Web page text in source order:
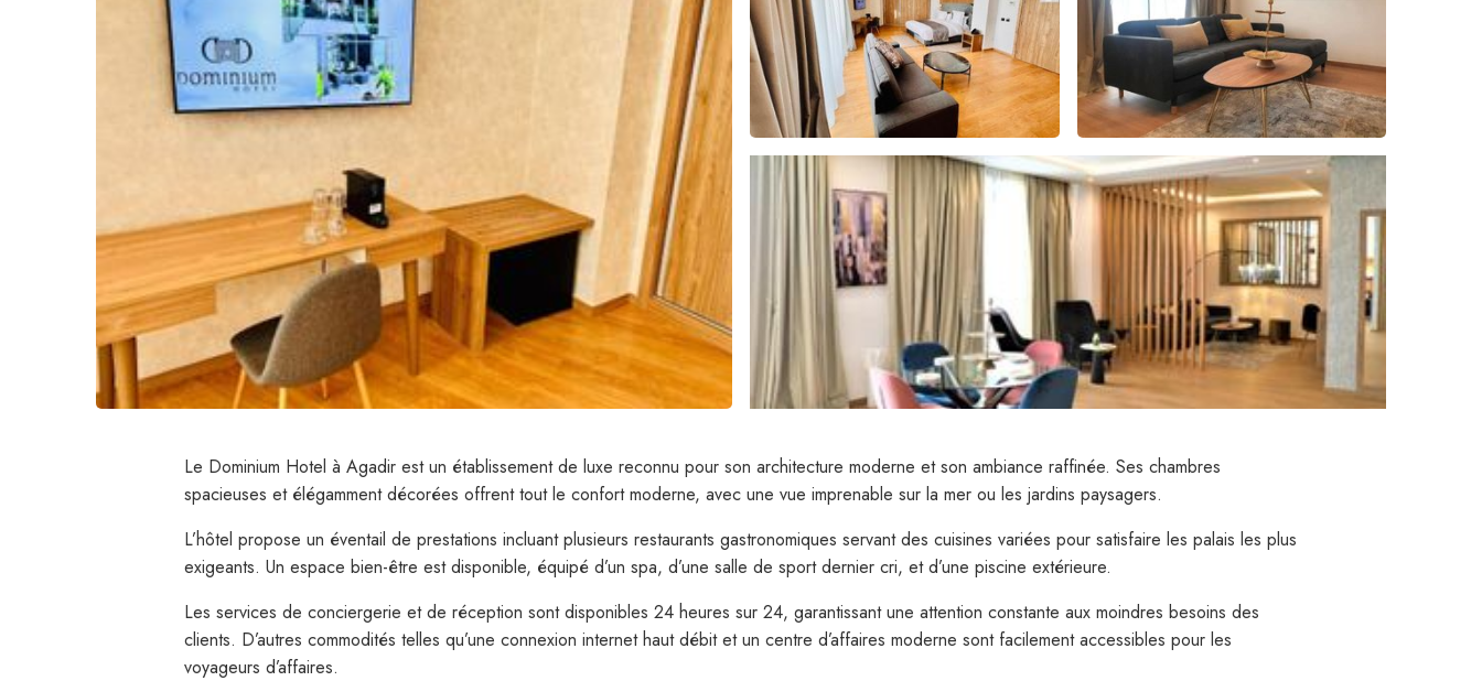
Le Dominium Hotel à Agadir est un établissement de luxe reconnu pour son architecture moderne et son ambiance raffinée. Ses chambres
spacieuses et élégamment décorées offrent tout le confort moderne, avec une vue imprenable sur la mer ou les jardins paysagers.
L’hôtel propose un éventail de prestations incluant plusieurs restaurants gastronomiques servant des cuisines variées pour satisfaire les palais les plus
exigeants. Un espace bien-être est disponible, équipé d’un spa, d’une salle de sport dernier cri, et d’une piscine extérieure.
Les services de conciergerie et de réception sont disponibles 24 heures sur 24, garantissant une attention constante aux moindres besoins des
clients. D’autres commodités telles qu’une connexion internet haut débit et un centre d’affaires moderne sont facilement accessibles pour les
voyageurs d’affaires.